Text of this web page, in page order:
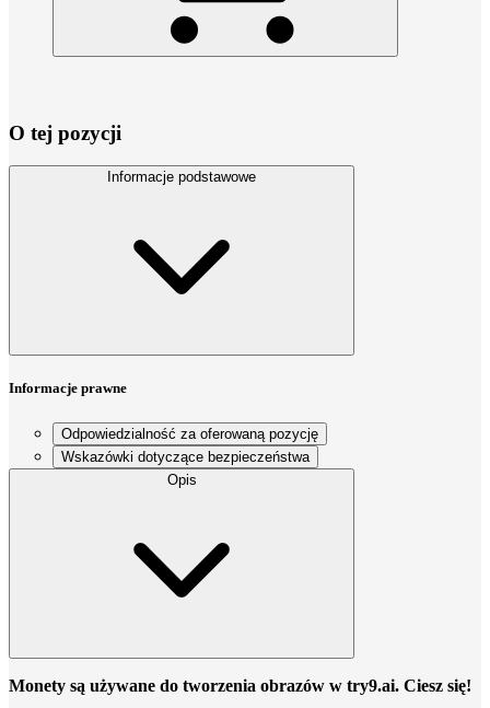
O tej pozycji
Informacje podstawowe
Informacje prawne
Odpowiedzialność za oferowaną pozycję
Wskazówki dotyczące bezpieczeństwa
Opis
Monety są używane do tworzenia obrazów w try9.ai. Ciesz się!